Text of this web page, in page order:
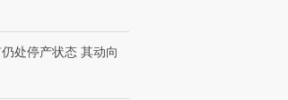
处停产状态 其动向